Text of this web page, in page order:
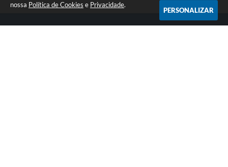
nossa Política de Cookies e Privacidade.
PERSONALIZAR